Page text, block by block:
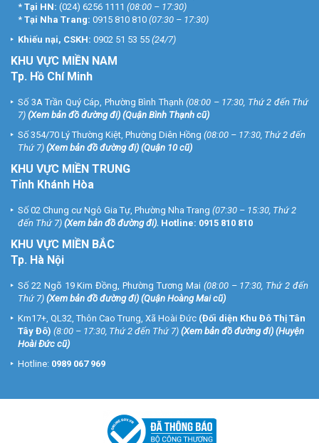
* Tại HN: (024) 6256 1111 (08:00 – 17:30)
* Tại Nha Trang: 0915 810 810 (07:30 – 17:30)
Khiếu nại, CSKH: 0902 51 53 55 (24/7)
KHU VỰC MIỀN NAM
Tp. Hồ Chí Minh
Số 3A Trần Quý Cáp, Phường Bình Thạnh (08:00 – 17:30, Thứ 2 đến Thứ
7) (Xem bản đồ đường đi) (Quận Bình Thạnh cũ)
Số 354/70 Lý Thường Kiệt, Phường Diên Hồng (08:00 – 17:30, Thứ 2 đến
Thứ 7) (Xem bản đồ đường đi) (Quận 10 cũ)
KHU VỰC MIỀN TRUNG
Tỉnh Khánh Hòa
Số 02 Chung cư Ngô Gia Tự, Phường Nha Trang (07:30 – 15:30, Thứ 2
đến Thứ 7) (Xem bản đồ đường đi). Hotline: 0915 810 810
KHU VỰC MIỀN BẮC
Tp. Hà Nội
Số 22 Ngõ 19 Kim Đồng, Phường Tương Mai (08:00 – 17:30, Thứ 2 đến
Thứ 7) (Xem bản đồ đường đi) (Quận Hoàng Mai cũ)
Km17+, QL32, Thôn Cao Trung, Xã Hoài Đức (Đối diện Khu Đô Thị Tân
Tây Đô) (8:00 – 17:30, Thứ 2 đến Thứ 7) (Xem bản đồ đường đi) (Huyện
Hoài Đức cũ)
Hotline: 0989 067 969